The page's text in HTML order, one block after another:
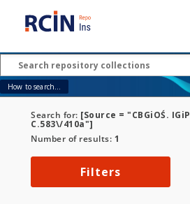
How to search...
Search for: [Source = "CBGiOŚ.
C.583\/410a"]
Number of results: 1
Filters